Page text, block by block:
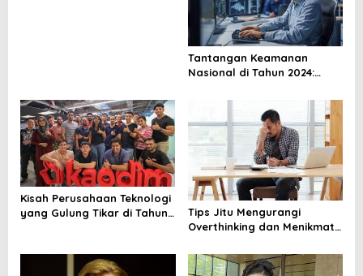
i
o
n
Tantangan Keamanan
Nasional di Tahun 2024:
Cara Mengatasinya
Kisah Perusahaan Teknologi
yang Gulung Tikar di Tahun
Tips Jitu Mengurangi
Overthinking dan Menikmati